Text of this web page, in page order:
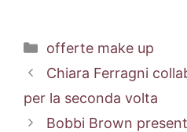
Categorie
offerte make up
Chiara Ferragni
per la seconda volta
Bobbi Brown